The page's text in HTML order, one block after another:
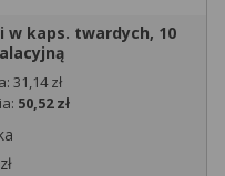
w kaps. twardych, 10
31,14 zł
50,52 zł